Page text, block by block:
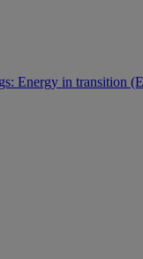
Energy in transition